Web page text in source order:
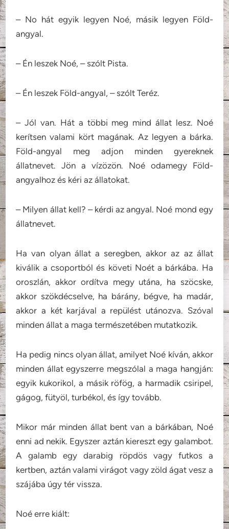
– No hát egyik legyen Noé, másik legyen Föld-
angyal.
– Én leszek Noé, – szólt Pista.
– Én leszek Föld-angyal, – szólt Teréz.
– Jól van. Hát a többi meg mind állat lesz. Noé
kerítsen valami kört magának. Az legyen a bárka.
Föld-angyal meg adjon minden gyereknek
állatnevet. Jön a vízözön. Noé odamegy Föld-
angyalhoz és kéri az állatokat.
– Milyen állat kell? – kérdi az angyal. Noé mond egy
állatnevet.
Ha van olyan állat a seregben, akkor az az állat
kiválik a csoportból és követi Noét a bárkába. Ha
oroszlán, akkor ordítva megy utána, ha szöcske,
akkor szökdécselve, ha bárány, bégve, ha madár,
akkor a két karjával a repülést utánozva. Szóval
minden állat a maga természetében mutatkozik.
Ha pedig nincs olyan állat, amilyet Noé kíván, akkor
minden állat egyszerre megszólal a maga hangján:
egyik kukorikol, a másik röfög, a harmadik csiripel,
gágog, fütyöl, turbékol, és így tovább.
Mikor már minden állat bent van a bárkában, Noé
enni ad nekik. Egyszer aztán kiereszt egy galambot.
A galamb egy darabig röpdös vagy futkos a
kertben, aztán valami virágot vagy zöld ágat vesz a
szájába úgy tér vissza.
Noé erre kiált: